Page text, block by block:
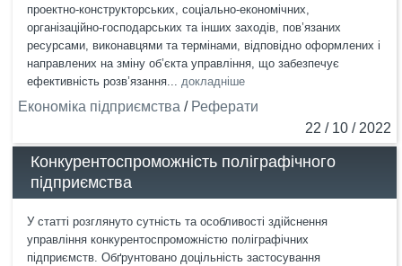
проектно-конструкторських, соціально-економічних,
організаційно-господарських та інших заходів, пов’язаних
ресурсами, виконавцями та термінами, відповідно оформлених і
направлених на зміну об’єкта управління, що забезпечує
ефективність розв’язання... докладніше
Економіка підприємства / Реферати
22 / 10 / 2022
Конкурентоспроможність поліграфічного
підприємства
У статті розглянуто сутність та особливості здійснення
управління конкурентоспроможністю поліграфічних
підприємств. Обґрунтовано доцільність застосування